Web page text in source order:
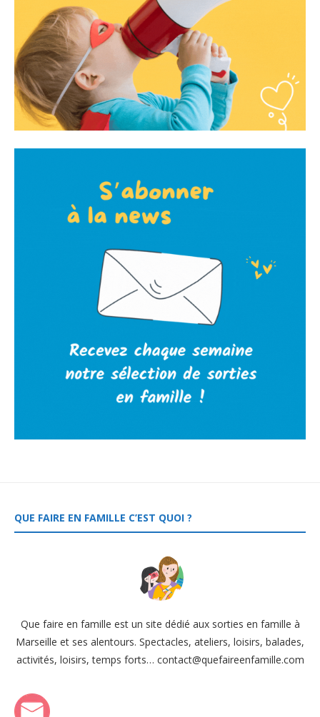
QUE FAIRE EN FAMILLE C’EST QUOI ?
Que faire en famille est un site dédié aux sorties en famille à
Marseille et ses alentours. Spectacles, ateliers, loisirs, balades,
activités, loisirs, temps forts… contact@quefaireenfamille.com